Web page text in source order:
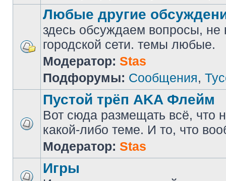
Любые другие
здесь обсуждаем вопросы,
городской сети. темы любые.
Модератор: Stas
Подфорумы: Сообщения,
Пустой трёп AKA Флейм
Вот сюда размещать всё, что
какой-либо теме. И то, что
Модератор: Stas
Игры